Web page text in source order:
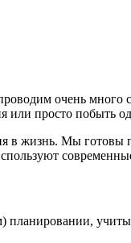
очень много
или просто побыть
в жизнь. Мы готовы
) планировании,